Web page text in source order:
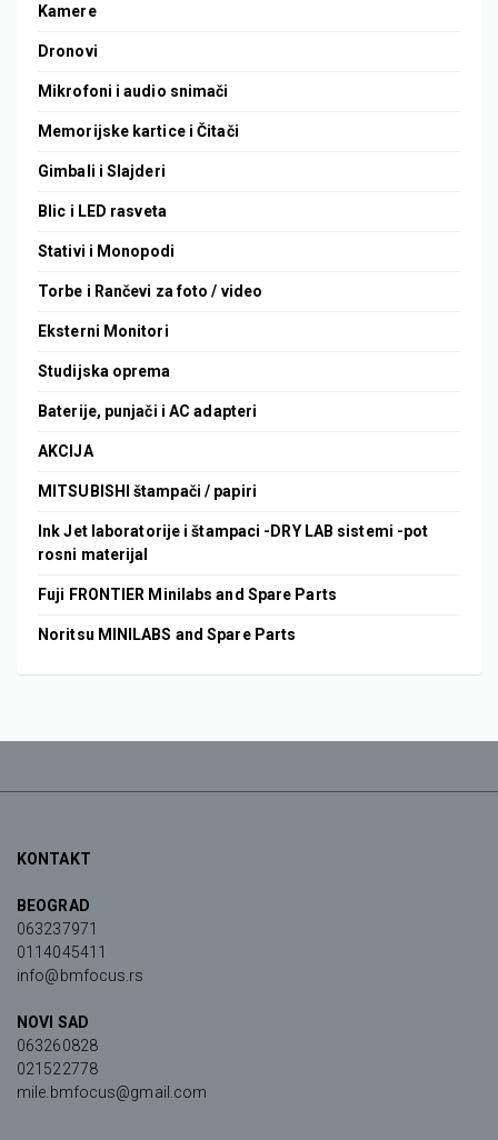
Kamere
Dronovi
Mikrofoni i audio snimači
Memorijske kartice i Čitači
Gimbali i Slajderi
Blic i LED rasveta
Stativi i Monopodi
Torbe i Rančevi za foto / video
Eksterni Monitori
Studijska oprema
Baterije, punjači i AC adapteri
AKCIJA
MITSUBISHI štampači / papiri
Ink Jet laboratorije i štampaci -DRY LAB sistemi -pot
rosni materijal
Fuji FRONTIER Minilabs and Spare Parts
Noritsu MINILABS and Spare Parts
KONTAKT
BEOGRAD
063237971
0114045411
info@bmfocus.rs
NOVI SAD
063260828
021522778
mile.bmfocus@gmail.com